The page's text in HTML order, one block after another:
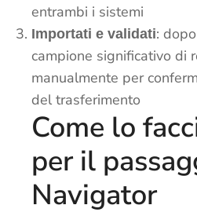
entrambi i sistemi
Importati e validati:
campione significativo di
manualmente per
del trasferimento
Come lo
per il
Navigator